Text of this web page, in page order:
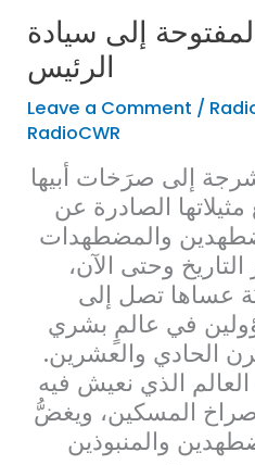
إلى سيادة
الرئيس
Leave a Comment /
RadioCWR
إلى صرَخات أبيها
الصادرة عن
والمضطهدات
وحتى الآن،
عساها تصل إلى
في عالمٍ بشري
الحادي والعشرين.
الذي نعيش فيه
المسكين، ويغضُّ